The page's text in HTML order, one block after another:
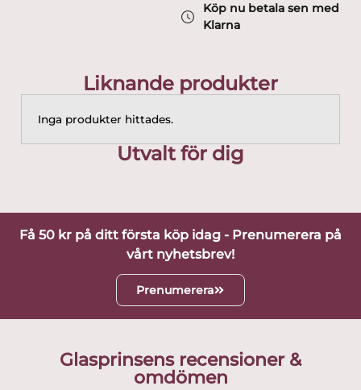
Köp nu betala sen med
Klarna
Liknande produkter
Inga produkter hittades.
Utvalt för dig
Få 50 kr på ditt första köp idag - Prenumerera på
vårt nyhetsbrev!
Prenumerera
Glasprinsens recensioner &
omdömen